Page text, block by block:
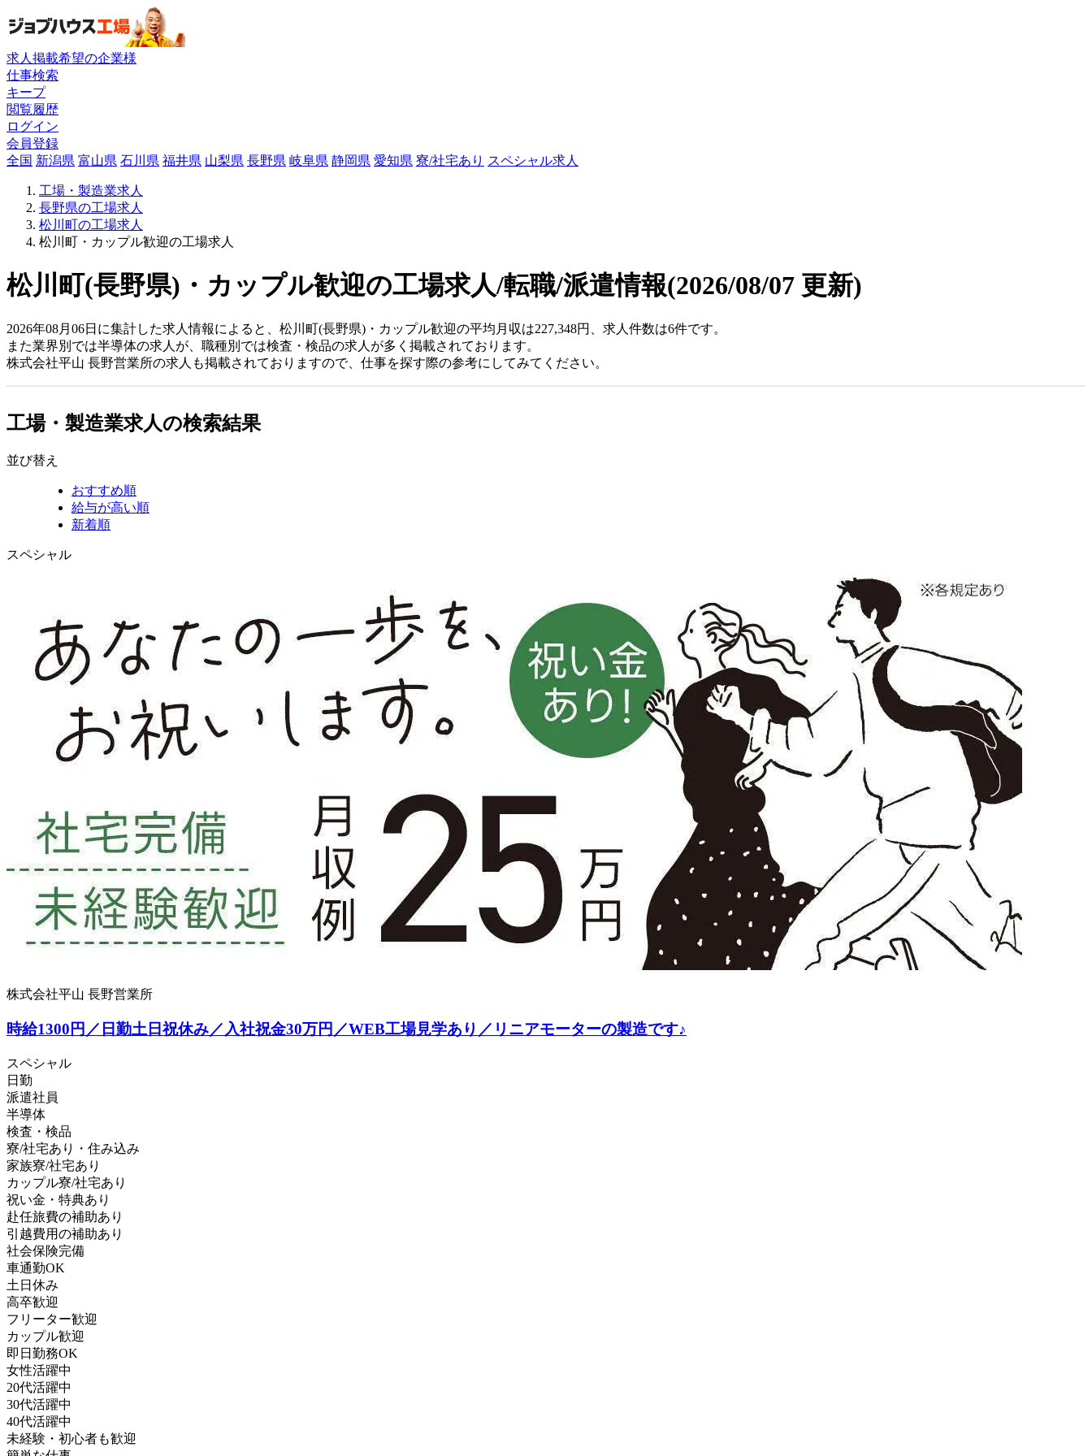
求人掲載希望の企業様
仕事検索
キープ
閲覧履歴
ログイン
会員登録
全国 新潟県 富山県 石川県 福井県 山梨県 長野県 岐阜県 静岡県 愛知県 寮/社宅あり スペシャル求人
工場・製造業求人
長野県の工場求人
松川町の工場求人
松川町・カップル歓迎の工場求人
松川町(長野県)・カップル歓迎の工場求人/転職/派遣情報(2026/08/07 更新)
2026年08月06日に集計した求人情報によると、松川町(長野県)・カップル歓迎の平均月収は227,348円、求人件数は6件です。
また業界別では半導体の求人が、職種別では検査・検品の求人が多く掲載されております。
株式会社平山 長野営業所の求人も掲載されておりますので、仕事を探す際の参考にしてみてください。
工場・製造業求人の検索結果
並び替え
おすすめ順
給与が高い順
新着順
スペシャル
株式会社平山 長野営業所
時給1300円／日勤土日祝休み／入社祝金30万円／WEB工場見学あり／リニアモーターの製造です♪
スペシャル
日勤
派遣社員
半導体
検査・検品
寮/社宅あり・住み込み
家族寮/社宅あり
カップル寮/社宅あり
祝い金・特典あり
赴任旅費の補助あり
引越費用の補助あり
社会保険完備
車通勤OK
土日休み
高卒歓迎
フリーター歓迎
カップル歓迎
即日勤務OK
女性活躍中
20代活躍中
30代活躍中
40代活躍中
未経験・初心者も歓迎